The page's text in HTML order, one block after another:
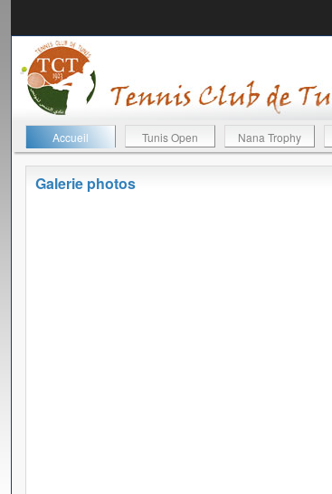
Accueil Tunis Open Nana Trophy
Galerie photos